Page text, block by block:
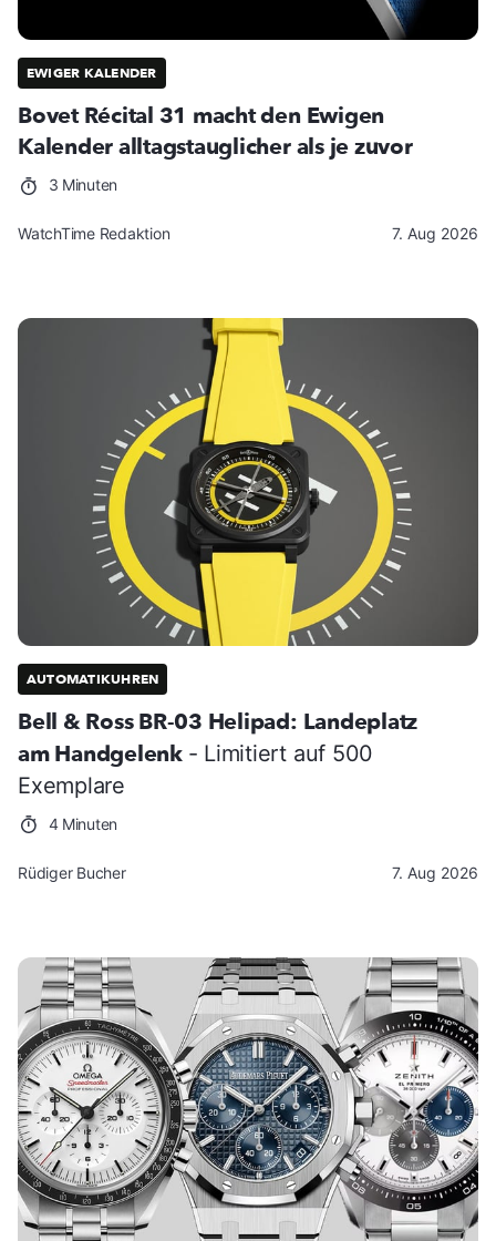
EWIGER KALENDER
Bovet Récital 31 macht den Ewigen
Kalender alltagstauglicher als je zuvor
3 Minuten
WatchTime Redaktion 7. Aug 2026
AUTOMATIKUHREN
Bell & Ross BR-03 Helipad: Landeplatz
am Handgelenk - Limitiert auf 500
Exemplare
4 Minuten
Rüdiger Bucher 7. Aug 2026